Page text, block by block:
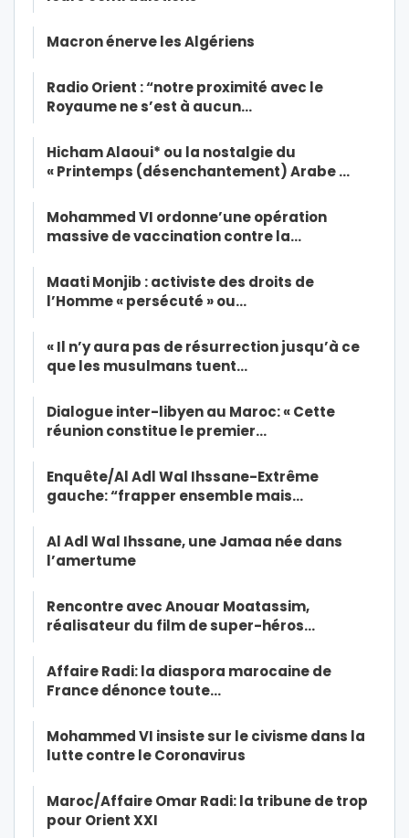
Macron énerve les Algériens
Radio Orient : “notre proximité avec le
Royaume ne s’est à aucun…
Hicham Alaoui* ou la nostalgie du
« Printemps (désenchantement) Arabe …
Mohammed VI ordonne’une opération
massive de vaccination contre la…
Maati Monjib : activiste des droits de
l’Homme « persécuté » ou…
« Il n’y aura pas de résurrection jusqu’à ce
que les musulmans tuent…
Dialogue inter-libyen au Maroc: « Cette
réunion constitue le premier…
Enquête/Al Adl Wal Ihssane-Extrême
gauche: “frapper ensemble mais…
Al Adl Wal Ihssane, une Jamaa née dans
l’amertume
Rencontre avec Anouar Moatassim,
réalisateur du film de super-héros…
Affaire Radi: la diaspora marocaine de
France dénonce toute…
Mohammed VI insiste sur le civisme dans la
lutte contre le Coronavirus
Maroc/Affaire Omar Radi: la tribune de trop
pour Orient XXI